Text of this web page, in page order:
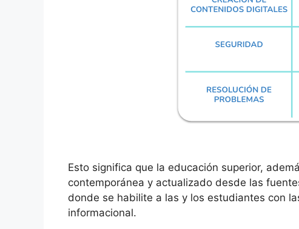
Esto significa que la educación superior,
contemporánea y actualizado desde las
donde se habilite a las y los estudiantes con
informacional.